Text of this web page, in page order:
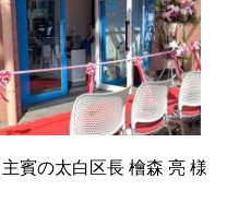
賓の太白区長 檜森 亮 様